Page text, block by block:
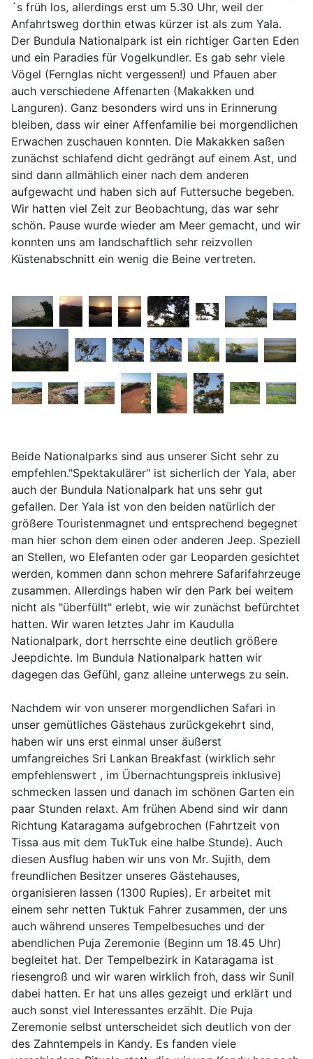
´s früh los, allerdings erst um 5.30 Uhr, weil der
Anfahrtsweg dorthin etwas kürzer ist als zum Yala.
Der Bundula Nationalpark ist ein richtiger Garten Eden
und ein Paradies für Vogelkundler. Es gab sehr viele
Vögel (Fernglas nicht vergessen!) und Pfauen aber
auch verschiedene Affenarten (Makakken und
Languren). Ganz besonders wird uns in Erinnerung
bleiben, dass wir einer Affenfamilie bei morgendlichen
Erwachen zuschauen konnten. Die Makakken saßen
zunächst schlafend dicht gedrängt auf einem Ast, und
sind dann allmählich einer nach dem anderen
aufgewacht und haben sich auf Futtersuche begeben.
Wir hatten viel Zeit zur Beobachtung, das war sehr
schön. Pause wurde wieder am Meer gemacht, und wir
konnten uns am landschaftlich sehr reizvollen
Küstenabschnitt ein wenig die Beine vertreten.
Beide Nationalparks sind aus unserer Sicht sehr zu
empfehlen."Spektakulärer" ist sicherlich der Yala, aber
auch der Bundula Nationalpark hat uns sehr gut
gefallen. Der Yala ist von den beiden natürlich der
größere Touristenmagnet und entsprechend begegnet
man hier schon dem einen oder anderen Jeep. Speziell
an Stellen, wo Elefanten oder gar Leoparden gesichtet
werden, kommen dann schon mehrere Safarifahrzeuge
zusammen. Allerdings haben wir den Park bei weitem
nicht als "überfüllt" erlebt, wie wir zunächst befürchtet
hatten. Wir waren letztes Jahr im Kaudulla
Nationalpark, dort herrschte eine deutlich größere
Jeepdichte. Im Bundula Nationalpark hatten wir
dagegen das Gefühl, ganz alleine unterwegs zu sein.
Nachdem wir von unserer morgendlichen Safari in
unser gemütliches Gästehaus zurückgekehrt sind,
haben wir uns erst einmal unser äußerst
umfangreiches Sri Lankan Breakfast (wirklich sehr
empfehlenswert , im Übernachtungspreis inklusive)
schmecken lassen und danach im schönen Garten ein
paar Stunden relaxt. Am frühen Abend sind wir dann
Richtung Kataragama aufgebrochen (Fahrtzeit von
Tissa aus mit dem TukTuk eine halbe Stunde). Auch
diesen Ausflug haben wir uns von Mr. Sujith, dem
freundlichen Besitzer unseres Gästehauses,
organisieren lassen (1300 Rupies). Er arbeitet mit
einem sehr netten Tuktuk Fahrer zusammen, der uns
auch während unseres Tempelbesuches und der
abendlichen Puja Zeremonie (Beginn um 18.45 Uhr)
begleitet hat. Der Tempelbezirk in Kataragama ist
riesengroß und wir waren wirklich froh, dass wir Sunil
dabei hatten. Er hat uns alles gezeigt und erklärt und
auch sonst viel Interessantes erzählt. Die Puja
Zeremonie selbst unterscheidet sich deutlich von der
des Zahntempels in Kandy. Es fanden viele